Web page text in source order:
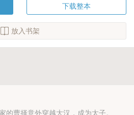
下载整本
放入书架
曹择意外穿越大汉，成为太子。